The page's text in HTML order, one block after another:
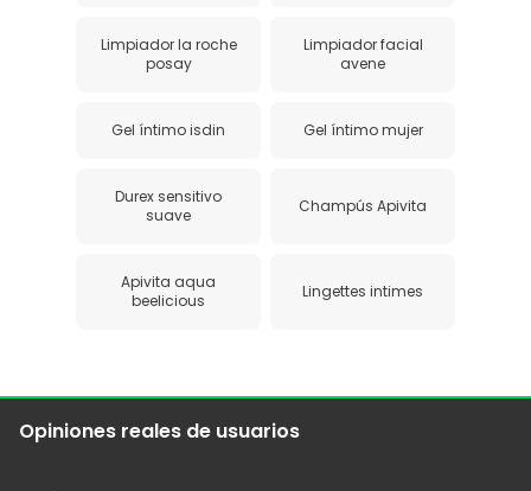
Limpiador la roche
posay
Limpiador facial
avene
Gel íntimo isdin Gel íntimo mujer
Durex sensitivo
suave
Champús Apivita
Apivita aqua
beelicious
Lingettes intimes
Opiniones reales de usuarios